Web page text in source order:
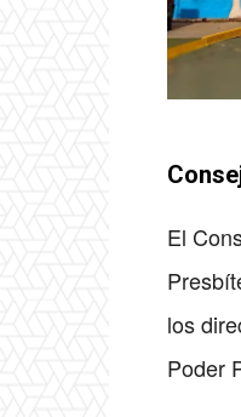
El
los
Poder